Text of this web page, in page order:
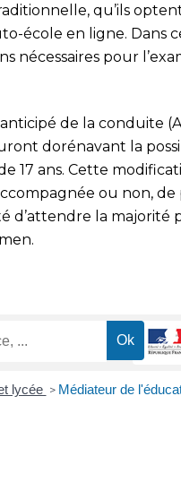
qu’ils
école en ligne. Dans
nécessaires pour
de la conduite
dorénavant la
17 ans. Cette
ou non,
d’attendre la majorité
lycée > Médiateur de